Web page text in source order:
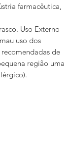
farmacêutica,
Uso Externo
uso dos
de
região uma